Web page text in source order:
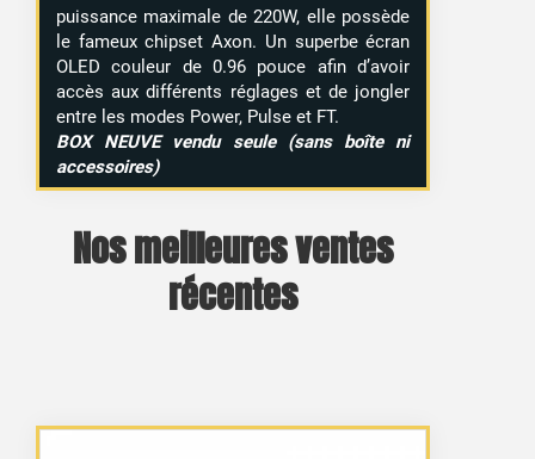
puissance maximale de 220W, elle possède
le fameux chipset Axon. Un superbe écran
OLED couleur de 0.96 pouce afin d’avoir
accès aux différents réglages et de jongler
entre les modes Power, Pulse et FT.
BOX NEUVE vendu seule (sans boîte ni
accessoires)
Nos meilleures ventes
récentes